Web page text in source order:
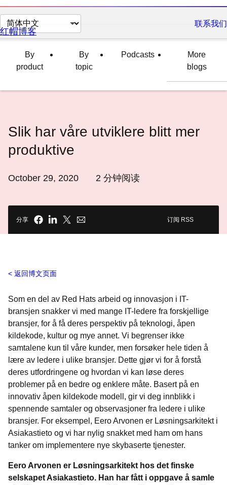
切
换
言
联系我们
红帽博客
By
product
By
topic
Podcasts
More
blogs
Slik har våre utviklere blitt mer
produktive
October 29, 2020 2 分钟阅读
分享 订阅 RSS
返回博文页面
Som en del av Red Hats arbeid og innovasjon i IT-
bransjen snakker vi med mange IT-ledere fra forskjellige
bransjer, for å få deres perspektiv på teknologi, åpen
kildekode, kultur og mye annet. Vi begrenser ikke
samtalene kun til våre kunder, men forsøker hele tiden å
lære av ledere i ulike bransjer. Dette gjør vi for å forstå
deres utfordringene og hvordan vi kan løse deres
problemer på en bedre og enklere måte. Basert på en
innovativ åpen kildekode modell, gir vi deg innblikk i
spennende samtaler og observasjoner fra ledere i ulike
bransjer. For eksempel, Eero Arvonen er Løsningsarkitekt i
Asiakastieto og vi har nylig snakket med ham om hans
tanker om implementere nye skybaserte tjenester.
Eero Arvonen er Løsningsarkitekt hos det finske
selskapet Asiakastieto. Han har fått i oppgave å samle